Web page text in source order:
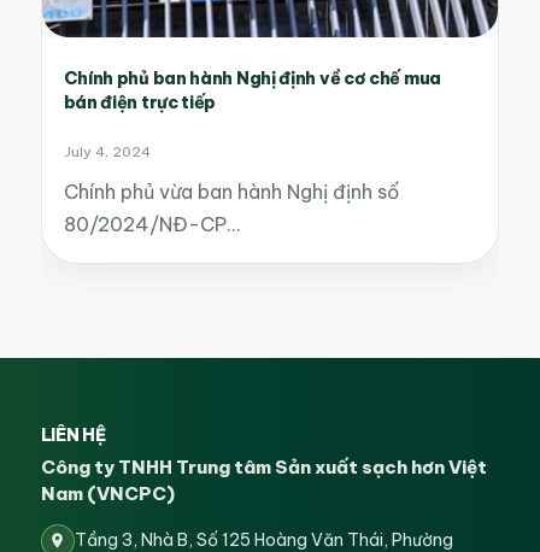
Chính phủ ban hành Nghị định về cơ chế mua
bán điện trực tiếp
July 4, 2024
Chính phủ vừa ban hành Nghị định số
80/2024/NĐ-CP…
LIÊN HỆ
Công ty TNHH Trung tâm Sản xuất sạch hơn Việt
Nam (VNCPC)
Tầng 3, Nhà B, Số 125 Hoàng Văn Thái, Phường